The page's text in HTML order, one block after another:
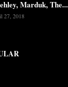
Marduk, The...
27, 2018